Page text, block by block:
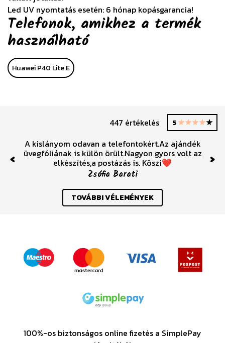
Led UV nyomtatás esetén: 6 hónap kopásgarancia!
Telefonok, amikhez a termék
használható
Huawei P40 Lite E
447 értékelés 5
A kislányom odavan a telefontokért.Az ajándék
üvegfóliának is külön örült.Nagyon gyors volt az
elkészítés,a postázás is. Köszi❤️
Zsófia Barati
Previous
TOVÁBBI VÉLEMÉNYEK
100%-os biztonságos online fizetés a SimplePay